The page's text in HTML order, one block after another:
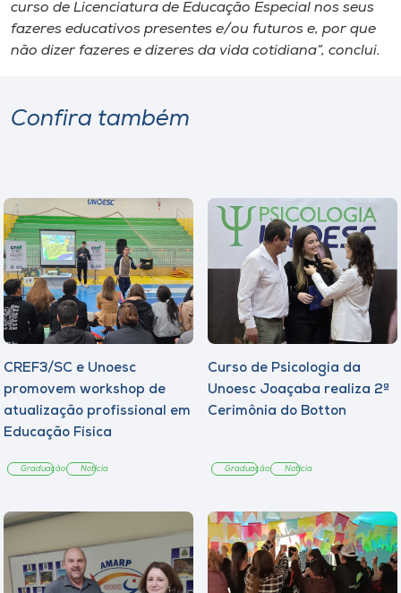
curso de Licenciatura de Educação Especial nos seus
fazeres educativos presentes e/ou futuros e, por que
não dizer fazeres e dizeres da vida cotidiana”, conclui.
Confira também
CREF3/SC e Unoesc
promovem workshop de
atualização profissional em
Educação Física
Graduação Notícia
Curso de Psicologia da
Unoesc Joaçaba realiza 2ª
Cerimônia do Botton
Graduação Notícia